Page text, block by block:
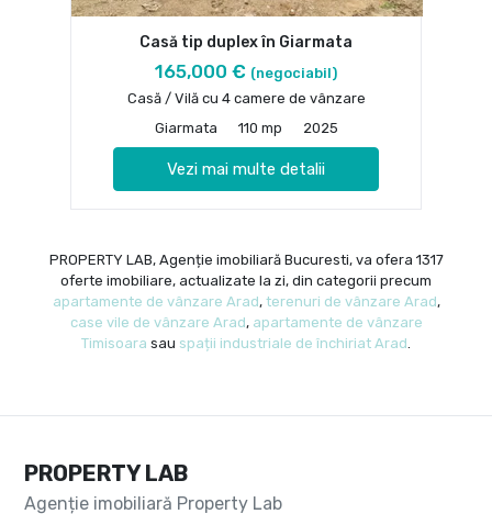
Casă tip duplex în Giarmata
165,000 € (negociabil)
Casă / Vilă cu 4 camere de vânzare
Giarmata
110 mp 2025
Vezi mai multe detalii
PROPERTY LAB, Agenție imobiliară Bucuresti, va ofera 1317
oferte imobiliare, actualizate la zi, din categorii precum
apartamente de vânzare Arad, terenuri de vânzare Arad,
case vile de vânzare Arad, apartamente de vânzare
Timisoara sau spații industriale de închiriat Arad
PROPERTY LAB